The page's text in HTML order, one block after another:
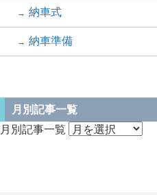
納車式
納車準備
月別記事一覧
月別記事一覧